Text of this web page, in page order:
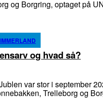
og Borgring, optaget på
og hvad så?
var stor i september
Trelleborg og